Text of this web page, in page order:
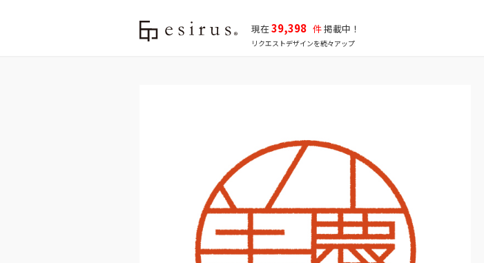
現在39,398 件掲載中！
リクエストデザインを続々アップ